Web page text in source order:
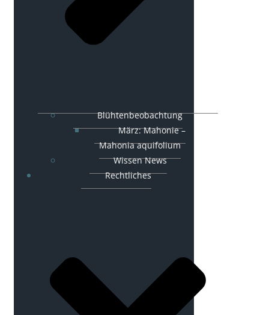
Blühtenbeobachtung
März: Mahonie –
Mahonia aquifolium
Wissen News
Rechtliches